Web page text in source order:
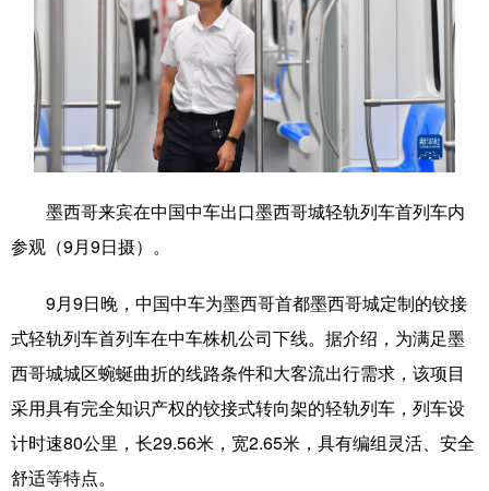
视频 图片 政务
中央文件 金融
食品 人居 信息化 数字经济
学术中国 乡村振兴 银龄 溯源中国
彩票
文化产业
地方频道
墨西哥来宾在中国中车出口墨西哥城轻轨列车首列车内
参观（9月9日摄）。
9月9日晚，中国中车为墨西哥首都墨西哥城定制的铰接
式轻轨列车首列车在中车株机公司下线。据介绍，为满足墨
西哥城城区蜿蜒曲折的线路条件和大客流出行需求，该项目
采用具有完全知识产权的铰接式转向架的轻轨列车，列车设
计时速80公里，长29.56米，宽2.65米，具有编组灵活、安全
舒适等特点。